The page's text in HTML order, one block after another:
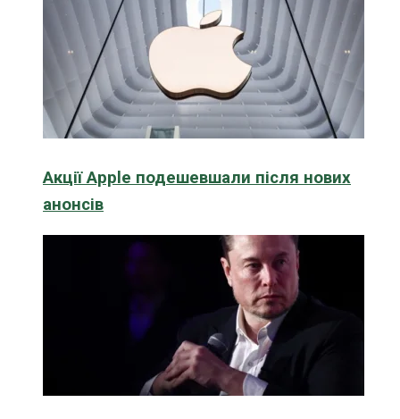
Акції Apple подешевшали після нових
анонсів